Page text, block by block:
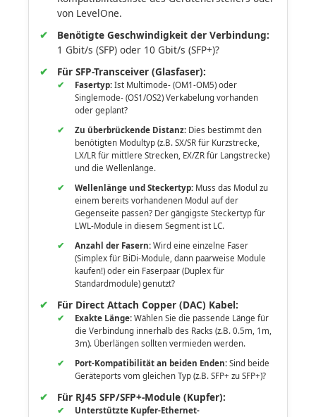
von LevelOne.
Benötigte Geschwindigkeit der Verbindung:
1 Gbit/s (SFP) oder 10 Gbit/s (SFP+)?
Für SFP-Transceiver (Glasfaser):
Fasertyp: Ist Multimode- (OM1-OM5) oder
Singlemode- (OS1/OS2) Verkabelung vorhanden
oder geplant?
Zu überbrückende Distanz: Dies bestimmt den
benötigten Modultyp (z.B. SX/SR für Kurzstrecke,
LX/LR für mittlere Strecken, EX/ZR für Langstrecke)
und die Wellenlänge.
Wellenlänge und Steckertyp: Muss das Modul zu
einem bereits vorhandenen Modul auf der
Gegenseite passen? Der gängigste Steckertyp für
LWL-Module in diesem Segment ist LC.
Anzahl der Fasern: Wird eine einzelne Faser
(Simplex für BiDi-Module, dann paarweise Module
kaufen!) oder ein Faserpaar (Duplex für
Standardmodule) genutzt?
Für Direct Attach Copper (DAC) Kabel:
Exakte Länge: Wählen Sie die passende Länge für
die Verbindung innerhalb des Racks (z.B. 0.5m, 1m,
3m). Überlängen sollten vermieden werden.
Port-Kompatibilität an beiden Enden: Sind beide
Geräteports vom gleichen Typ (z.B. SFP+ zu SFP+)?
Für RJ45 SFP/SFP+-Module (Kupfer):
Unterstützte Kupfer-Ethernet-